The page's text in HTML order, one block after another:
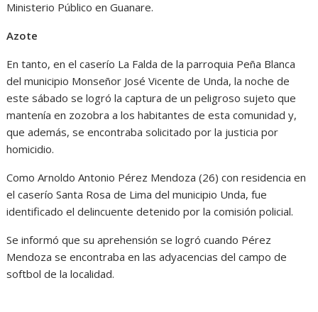
Ministerio Público en Guanare.
Azote
En tanto, en el caserío La Falda de la parroquia Peña Blanca
del municipio Monseñor José Vicente de Unda, la noche de
este sábado se logró la captura de un peligroso sujeto que
mantenía en zozobra a los habitantes de esta comunidad y,
que además, se encontraba solicitado por la justicia por
homicidio.
Como Arnoldo Antonio Pérez Mendoza (26) con residencia en
el caserío Santa Rosa de Lima del municipio Unda, fue
identificado el delincuente detenido por la comisión policial.
Se informó que su aprehensión se logró cuando Pérez
Mendoza se encontraba en las adyacencias del campo de
softbol de la localidad.